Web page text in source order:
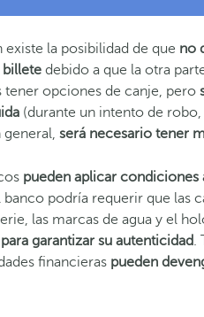
la posibilidad de que no
billete debido a que la otra
tener opciones de canje, pero
(durante un intento de
general, será necesario tener
pueden aplicar condiciones
podría requerir que las
las marcas de agua y el
garantizar su autenticidad.
financieras pueden